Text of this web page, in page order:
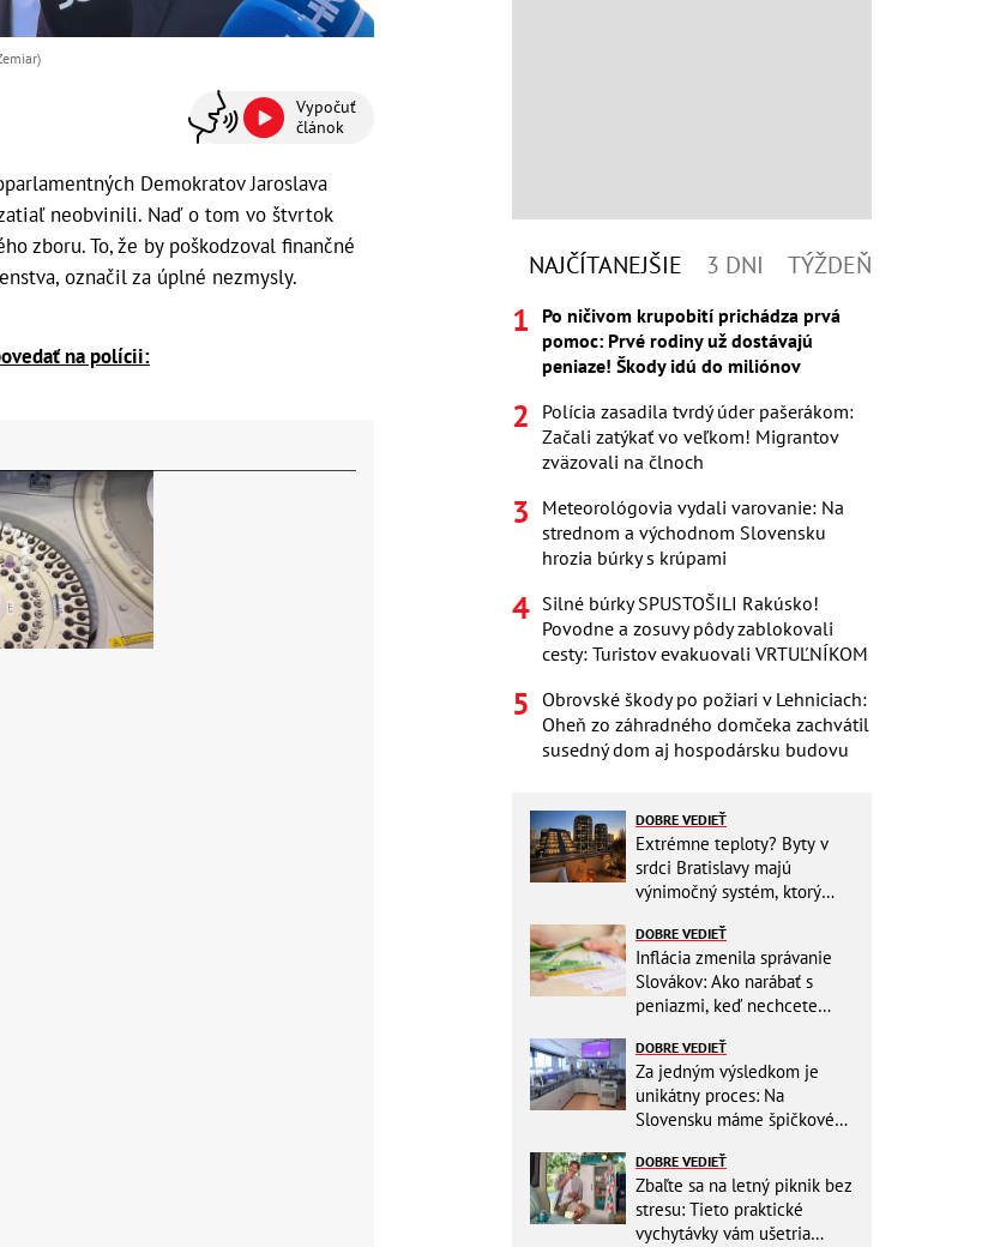
Vypočuť
článok
Demokratov Jaroslava
neobvinili. Naď o tom vo štvrtok
zboru. To, že by poškodzoval finančné
označil za úplné nezmysly.
na polícii:
NAJČÍTANEJŠIE 3 DNI TÝŽDEŇ
Po ničivom krupobití prichádza prvá
pomoc: Prvé rodiny už dostávajú
peniaze! Škody idú do miliónov
Polícia zasadila tvrdý úder pašerákom:
Začali zatýkať vo veľkom! Migrantov
zväzovali na člnoch
Meteorológovia vydali varovanie: Na
strednom a východnom Slovensku
hrozia búrky s krúpami
Silné búrky SPUSTOŠILI Rakúsko!
Povodne a zosuvy pôdy zablokovali
cesty: Turistov evakuovali VRTUĽNÍKOM
Obrovské škody po požiari v Lehniciach:
Oheň zo záhradného domčeka zachvátil
susedný dom aj hospodársku budovu
DOBRE VEDIEŤ
Extrémne teploty? Byty v
srdci Bratislavy majú
výnimočný systém, ktorý
DOBRE VEDIEŤ
Inflácia zmenila správanie
Slovákov: Ako narábať s
peniazmi, keď nechcete
DOBRE VEDIEŤ
Za jedným výsledkom je
unikátny proces: Na
Slovensku máme špičkové
DOBRE VEDIEŤ
Zbaľte sa na letný piknik bez
stresu: Tieto praktické
vychytávky vám ušetria